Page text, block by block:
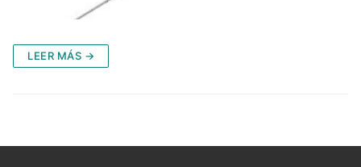
LEER MÁS →